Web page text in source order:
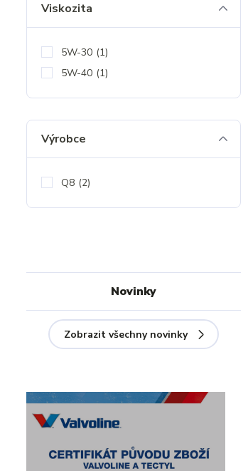
Viskozita
5W-30 (1)
5W-40 (1)
Výrobce
Q8 (2)
Novinky
Zobrazit všechny novinky